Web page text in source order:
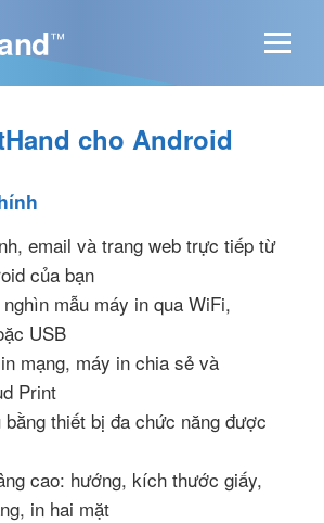
™
cho Android
email và trang web trực tiếp từ
của bạn
mẫu máy in qua WiFi,
USB
mạng, máy in chia sẻ và
Print
thiết bị đa chức năng được
cao: hướng, kích thước giấy,
in hai mặt